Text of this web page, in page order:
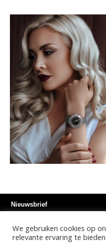
Nieuwsbrief
Instagram Facebook
We gebruiken cookies op
relevante ervaring te